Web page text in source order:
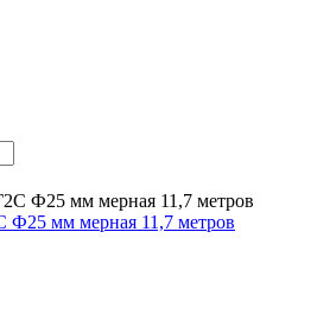
мм мерная 11,7 метров